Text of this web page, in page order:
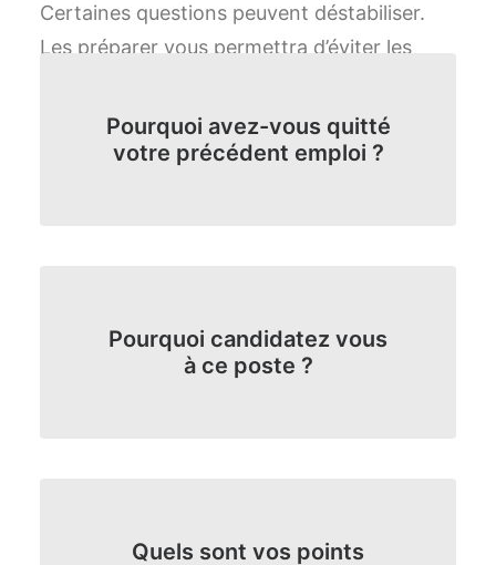
Certaines questions peuvent déstabiliser.
Les préparer vous permettra d’éviter les
rester cohérent dans votre discours.
Pourquoi candidatez vous
à ce poste ?
Pourquoi avez-vous quitté
votre précédent emploi ?
Quels sont vos points